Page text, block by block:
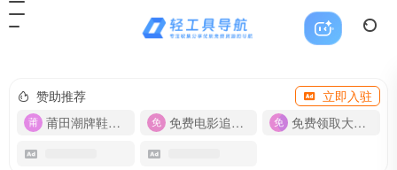
赞助推荐
立即入驻
莆田潮牌鞋服-货源
免费电影追剧APP 免费领取大流量卡【500G】